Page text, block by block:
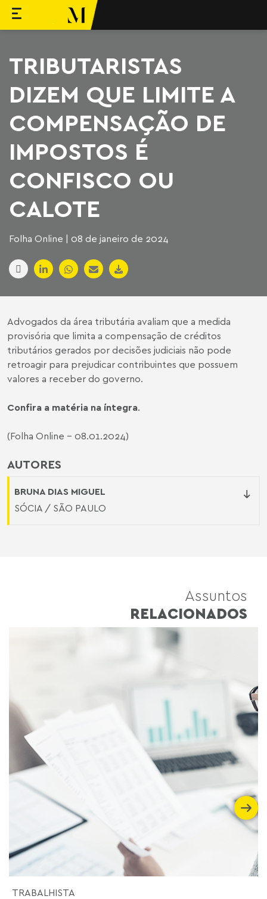
o conteúdo
Machado Meyer
TRIBUTARISTAS
DIZEM QUE LIMITE A
COMPENSAÇÃO DE
IMPOSTOS É
CONFISCO OU
CALOTE
Folha Online | 08 de janeiro de 2024
AUTORES
BRUNA DIAS MIGUEL
SÓCIA / SÃO PAULO
Advogados da área tributária avaliam que a medida
provisória que limita a compensação de créditos
tributários gerados por decisões judiciais não pode
retroagir para prejudicar contribuintes que possuem
valores a receber do governo.
Confira a matéria na íntegra.
(Folha Online - 08.01.2024)
Assuntos
RELACIONADOS
TRABALHISTA